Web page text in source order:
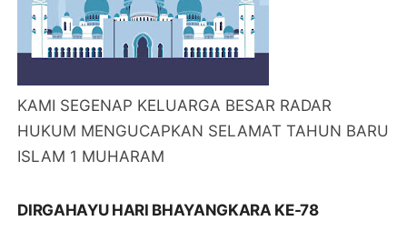
KAMI SEGENAP KELUARGA BESAR RADAR
HUKUM MENGUCAPKAN SELAMAT TAHUN BARU
ISLAM 1 MUHARAM
DIRGAHAYU HARI BHAYANGKARA KE-78